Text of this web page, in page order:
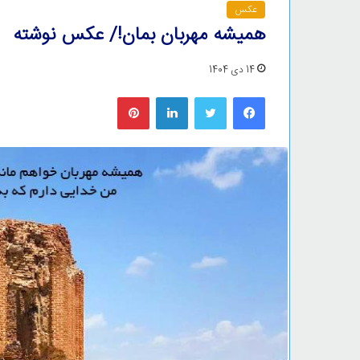
عکس
همیشه مهربان بمان!/ عکس نوشته
14 دی 1404
فیس بوک لینکدین